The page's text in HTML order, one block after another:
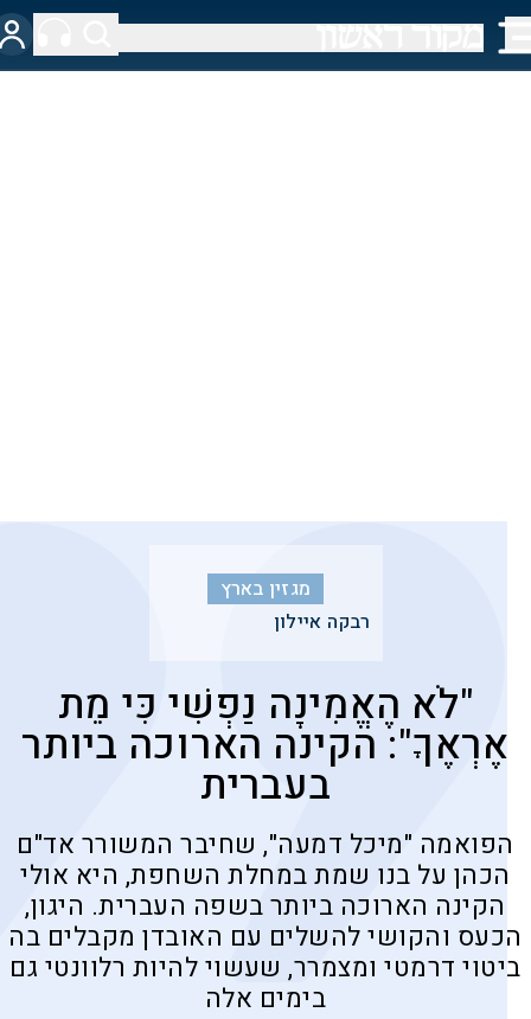
מגזין בארץ
רבקה איילון
"לֹא הֶאֱמִינָה נַפְשִׁי כִּי מֵת
אֶרְאֶךָ": הקינה הארוכה ביותר
בעברית
הפואמה "מיכל דמעה", שחיבר המשורר אד"ם
הכהן על בנו שמת במחלת השחפת, היא אולי
הקינה הארוכה ביותר בשפה העברית. היגון,
הכעס והקושי להשלים עם האובדן מקבלים בה
ביטוי דרמטי ומצמרר, שעשוי להיות רלוונטי גם
בימים אלה